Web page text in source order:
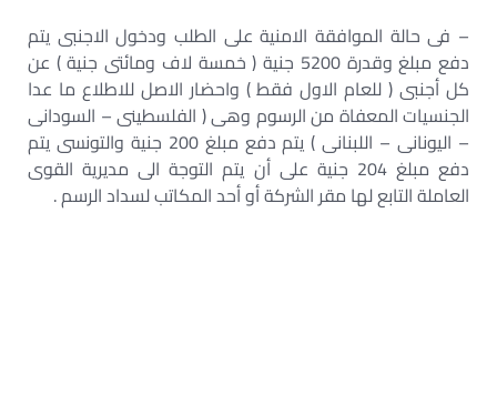
– فى حالة الموافقة الامنية على الطلب ودخول الاجنبى يتم
دفع مبلغ وقدرة 5200 جنية ( خمسة لاف ومائتى جنية ) عن
كل أجنبى ( للعام الاول فقط ) واحضار الاصل للاطلاع ما عدا
الجنسيات المعفاة من الرسوم وهى ( الفلسطينى – السودانى
– اليونانى – اللبنانى ) يتم دفع مبلغ 200 جنية والتونسى يتم
دفع مبلغ 204 جنية على أن يتم التوجة الى مديرية القوى
العاملة التابع لها مقر الشركة أو أحد المكاتب لسداد الرسم .